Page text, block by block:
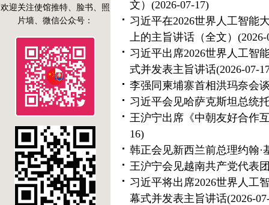
欢迎关注使馆推特、脸书、照
片墙、微信公众号：
文） (2026-07-17)
习近平在2026世界人工智能
上的主旨讲话（全文）
习近平出席2026世界人工智
式并发表主旨讲话(2026-07-
李强同柬埔寨首相洪玛奈会
习近平会见哈萨克斯坦总统
王沪宁出席《中朝友好合作
16)
韩正会见新西兰前总理约翰·
王沪宁会见越南共产党代表
习近平将出席2026世界人工
幕式并发表主旨讲话(2026-